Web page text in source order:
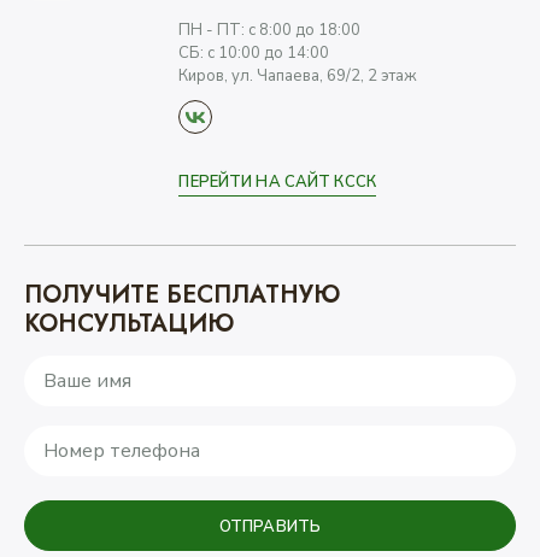
ПОЛУЧИТЕ БЕСПЛАТНУЮ
КОНСУЛЬТАЦИЮ
ОТПРАВИТЬ
ПН - ПТ: с 8:00 до 18:00
СБ: с 10:00 до 14:00
Киров, ул. Чапаева, 69/2, 2 этаж
ПЕРЕЙТИ НА САЙТ КССК